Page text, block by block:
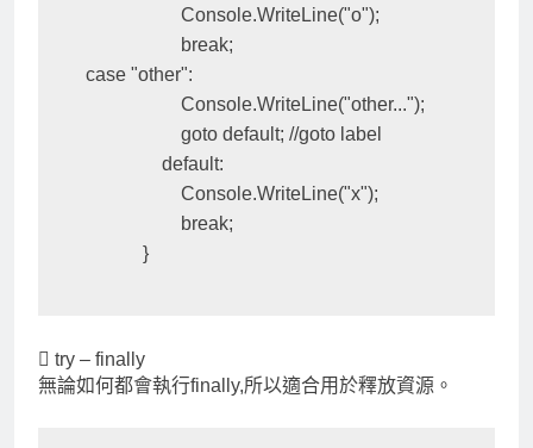
                    Console.WriteLine("o");
                    break;
case "other":
                    Console.WriteLine("other...");
                    goto default; //goto label
                default:
                    Console.WriteLine("x");
                    break;
            }
 try – finally
無論如何都會執行finally,所以適合用於釋放資源。